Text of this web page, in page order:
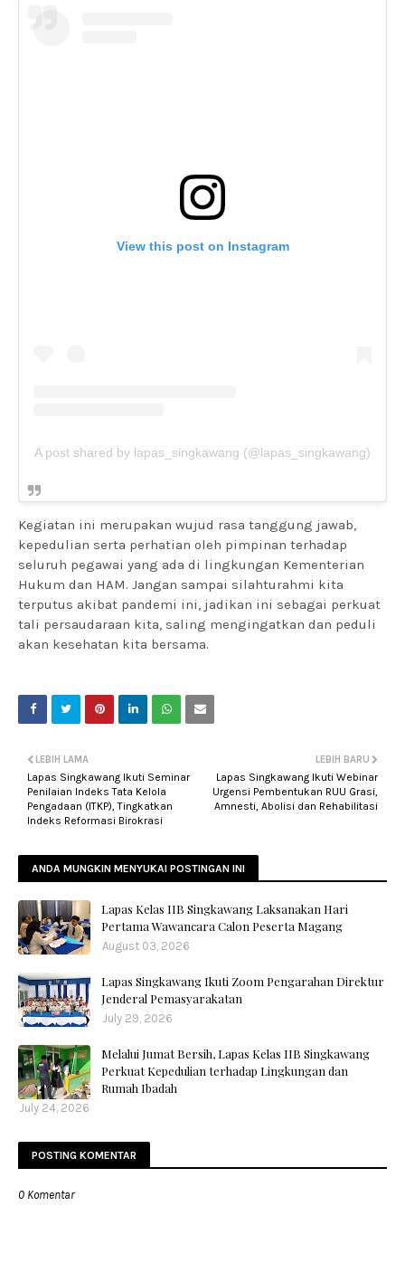
View this post on Instagram
A post shared by lapas_singkawang (@lapas_singkawang)
Kegiatan ini merupakan wujud rasa tanggung jawab,
kepedulian serta perhatian oleh pimpinan terhadap
seluruh pegawai yang ada di lingkungan Kementerian
Hukum dan HAM. Jangan sampai silahturahmi kita
terputus akibat pandemi ini, jadikan ini sebagai perkuat
tali persaudaraan kita, saling mengingatkan dan peduli
akan kesehatan kita bersama.
LEBIH BARU
Lapas Singkawang Ikuti Webinar
Urgensi Pembentukan RUU Grasi,
Amnesti, Abolisi dan Rehabilitasi
LEBIH LAMA
Lapas Singkawang Ikuti Seminar
Penilaian Indeks Tata Kelola
Pengadaan (ITKP), Tingkatkan
Indeks Reformasi Birokrasi
ANDA MUNGKIN MENYUKAI POSTINGAN INI
Lapas Kelas IIB Singkawang Laksanakan Hari
Pertama Wawancara Calon Peserta Magang
August 03, 2026
Lapas Singkawang Ikuti Zoom Pengarahan Direktur
Jenderal Pemasyarakatan
July 29, 2026
Melalui Jumat Bersih, Lapas Kelas IIB Singkawang
Perkuat Kepedulian terhadap Lingkungan dan
Rumah Ibadah
July 24, 2026
POSTING KOMENTAR
0 Komentar